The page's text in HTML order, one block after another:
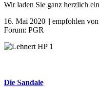
Wir laden Sie ganz herzlich
16. Mai 2020 || empfohlen
Forum: PGR
Die Sandale